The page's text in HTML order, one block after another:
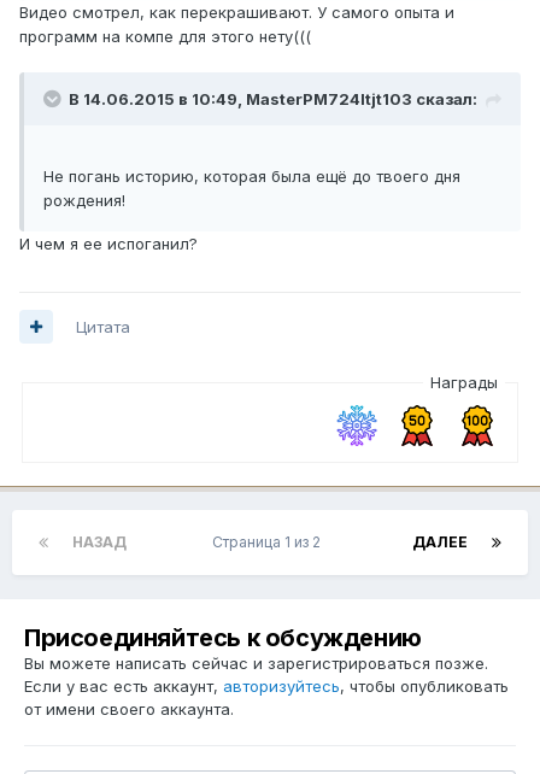
Видео смотрел, как перекрашивают. У самого опыта и
программ на компе для этого нету(((
В 14.06.2015 в 10:49, MasterPM724ltjt103 сказал:
Не погань историю, которая была ещё до твоего дня
рождения!
И чем я ее испоганил?
Цитата
Награды
НАЗАД ДАЛЕЕ
Страница 1 из 2
Присоединяйтесь к обсуждению
Вы можете написать сейчас и зарегистрироваться позже.
Если у вас есть аккаунт, авторизуйтесь, чтобы опубликовать
от имени своего аккаунта.